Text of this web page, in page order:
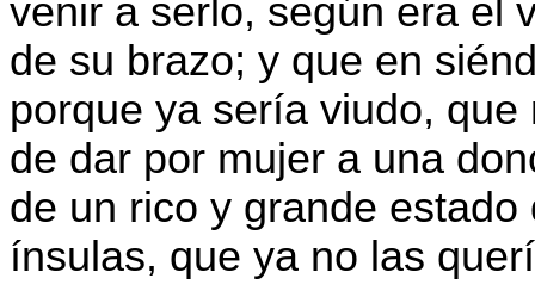
venir a serlo, según era el
de su brazo; y que en
porque ya sería viudo,
de dar por mujer a una
de un rico y grande
ínsulas, que ya no las